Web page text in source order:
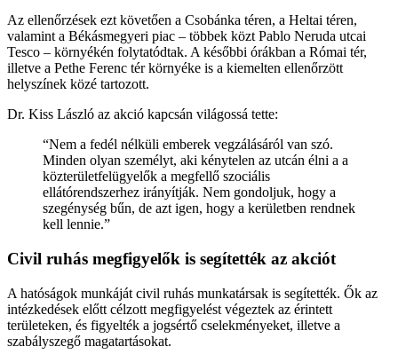
Az ellenőrzések ezt követően a Csobánka téren, a Heltai téren,
valamint a Békásmegyeri piac – többek közt Pablo Neruda utcai
Tesco – környékén folytatódtak. A későbbi órákban a Római tér,
illetve a Pethe Ferenc tér környéke is a kiemelten ellenőrzött
helyszínek közé tartozott.
Dr. Kiss László az akció kapcsán világossá tette:
“Nem a fedél nélküli emberek vegzálásáról van szó.
Minden olyan személyt, aki kénytelen az utcán élni a a
közterületfelügyelők a megfellő szociális
ellátórendszerhez irányítják. Nem gondoljuk, hogy a
szegénység bűn, de azt igen, hogy a kerületben rendnek
kell lennie.”
Civil ruhás megfigyelők is segítették az akciót
A hatóságok munkáját civil ruhás munkatársak is segítették. Ők az
intézkedések előtt célzott megfigyelést végeztek az érintett
területeken, és figyelték a jogsértő cselekményeket, illetve a
szabályszegő magatartásokat.